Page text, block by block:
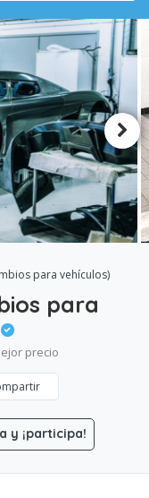
para vehículos)
para
precio
y ¡participa!